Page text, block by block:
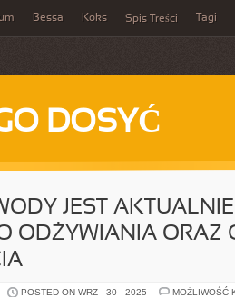
Bessa Koks Spis Treści Tagi
DOSYĆ
JEST
ODŻYWIANIA ORAZ
POSTED ON WRZ - 30 - 2025
MOŻLIWOŚĆ